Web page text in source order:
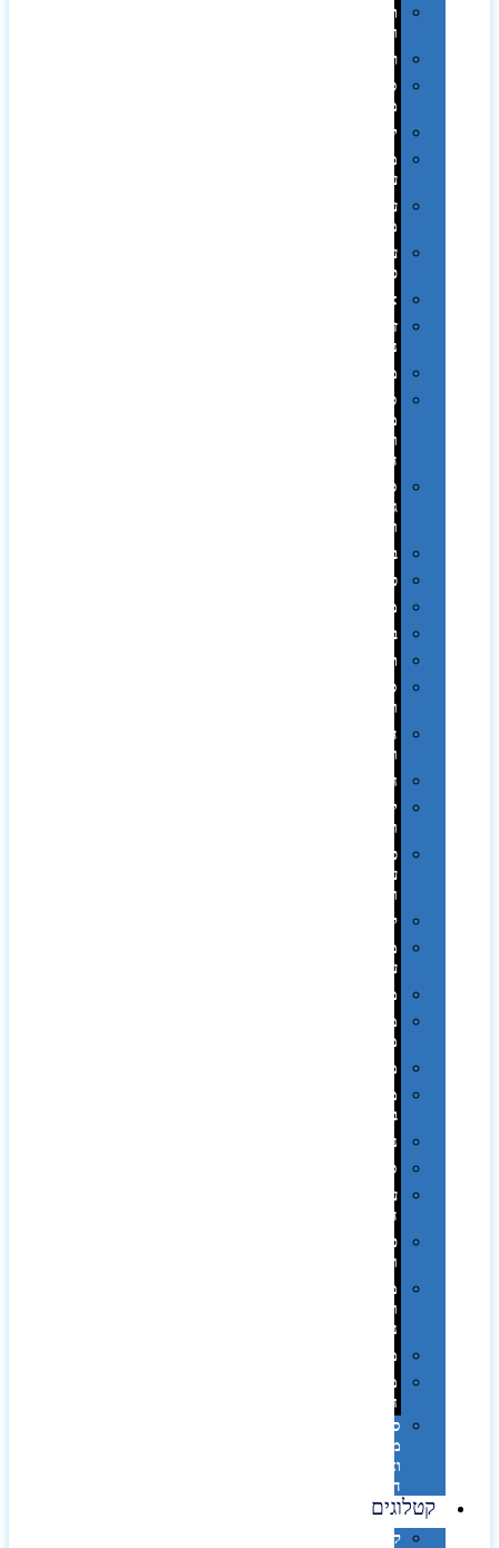
תערוכות
וכנסים
רמקולים
סוכריות
ממותגות
יודאיקה
מארזי
עטים
עטי
מתכת
עטי
פלסטיק
אוזניות
זכרונות
ניידים
מפצלים
סביבת
מחשב
וציוד
היקפי
סוללות
גיבוי
ומטענים
ביגוד
כובעים
מגבות
בקבוקים
תרמי
ספלים
וכוסות
הוקרה
ואומנות
חגים
יין
ומארזים
כלי
עבודה
ופנסים
למטבח
מוצרי
עור
מחברות
מחזיקי
מפתחות
משחקים
מתנה
בפחית
נסיעות
ספורט
על
השולחן…
פינוק
וספא
מזוודות
ותיקי
נסיעות
מטריות
מוצרי
חוף
סביבת
מחשב
וציוד
היקפי
קטלוגים
קטלוג